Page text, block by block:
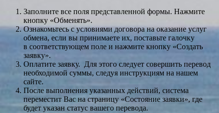
Заполните все поля представленной формы. Нажмите
кнопку «Обменять».
Ознакомьтесь с условиями договора на оказание услуг
обмена, если вы принимаете их, поставьте галочку
в соответствующем поле и нажмите кнопку «Создать
заявку».
Оплатите заявку. Для этого следует совершить перевод
необходимой суммы, следуя инструкциям на нашем
сайте.
После выполнения указанных действий, система
переместит Вас на страницу «Состояние заявки», где
будет указан статус вашего перевода.